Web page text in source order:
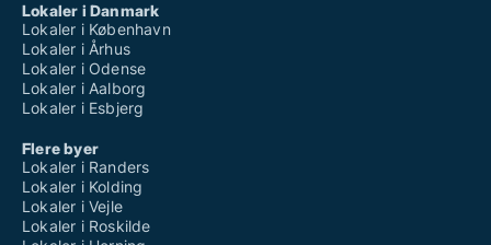
Lokaler i Danmark
Lokaler i København
Lokaler i Århus
Lokaler i Odense
Lokaler i Aalborg
Lokaler i Esbjerg
Flere byer
Lokaler i Randers
Lokaler i Kolding
Lokaler i Vejle
Lokaler i Roskilde